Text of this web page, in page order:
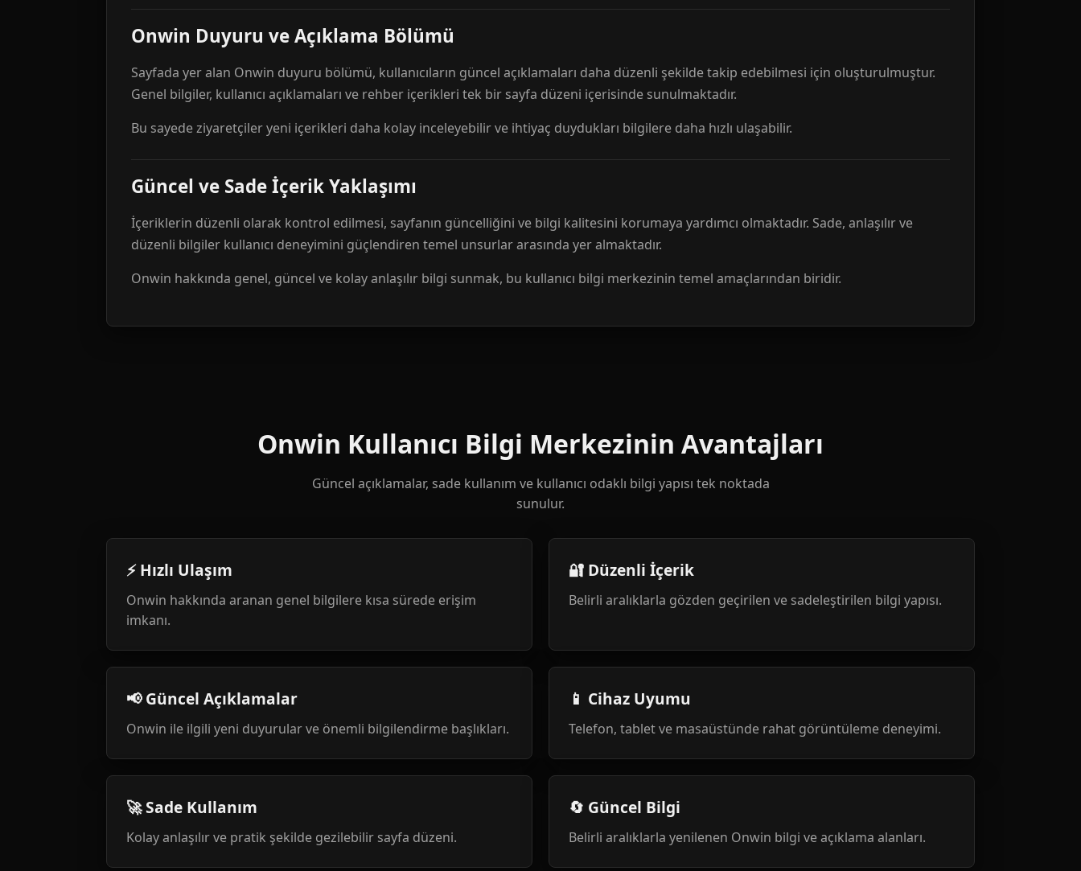
Onwin Duyuru ve Açıklama Bölümü
Sayfada yer alan Onwin duyuru bölümü, kullanıcıların güncel açıklamaları daha düzenli şekilde takip edebilmesi için oluşturulmuştur.
Genel bilgiler, kullanıcı açıklamaları ve rehber içerikleri tek bir sayfa düzeni içerisinde sunulmaktadır.
Bu sayede ziyaretçiler yeni içerikleri daha kolay inceleyebilir ve ihtiyaç duydukları bilgilere daha hızlı ulaşabilir.
Güncel ve Sade İçerik Yaklaşımı
İçeriklerin düzenli olarak kontrol edilmesi, sayfanın güncelliğini ve bilgi kalitesini korumaya yardımcı olmaktadır. Sade, anlaşılır ve
düzenli bilgiler kullanıcı deneyimini güçlendiren temel unsurlar arasında yer almaktadır.
Onwin hakkında genel, güncel ve kolay anlaşılır bilgi sunmak, bu kullanıcı bilgi merkezinin temel amaçlarından biridir.
Onwin Kullanıcı Bilgi Merkezinin Avantajları
Güncel açıklamalar, sade kullanım ve kullanıcı odaklı bilgi yapısı tek noktada
sunulur.
⚡ Hızlı Ulaşım
Onwin hakkında aranan genel bilgilere kısa sürede erişim
imkanı.
🔐 Düzenli İçerik
Belirli aralıklarla gözden geçirilen ve sadeleştirilen bilgi yapısı.
📢 Güncel Açıklamalar
Onwin ile ilgili yeni duyurular ve önemli bilgilendirme başlıkları.
📱 Cihaz Uyumu
Telefon, tablet ve masaüstünde rahat görüntüleme deneyimi.
🚀 Sade Kullanım
Kolay anlaşılır ve pratik şekilde gezilebilir sayfa düzeni.
🔄 Güncel Bilgi
Belirli aralıklarla yenilenen Onwin bilgi ve açıklama alanları.